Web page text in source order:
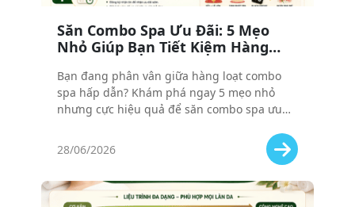
Săn Combo Spa Ưu Đãi: 5 Mẹo
Nhỏ Giúp Bạn Tiết Kiệm Hàng
Bạn đang phân vân giữa hàng loạt combo
spa hấp dẫn? Khám phá ngay 5 mẹo nhỏ
nhưng cực hiệu quả để săn combo spa ưu
không lo bị "combo ảo" lừa dối.
28/06/2026